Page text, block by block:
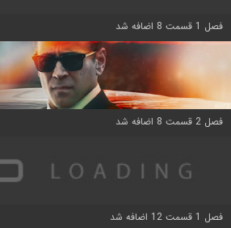
فصل 1 قسمت 8 اضافه شد
فصل 2 قسمت 8 اضافه شد
فصل 1 قسمت 12 اضافه شد